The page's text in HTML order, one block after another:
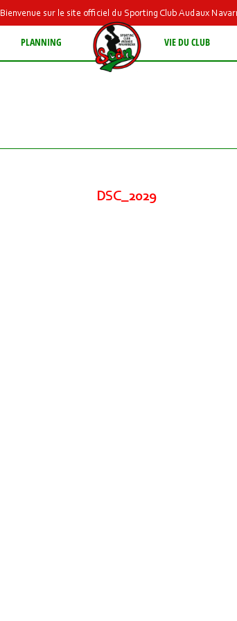
Bienvenue sur le site officiel du Sporting Club Audaux
PLANNING VIE DU CLUB
DSC_2029